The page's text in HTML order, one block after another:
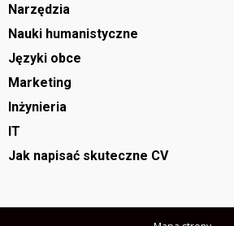
Narzędzia
Nauki humanistyczne
Języki obce
Marketing
Inżynieria
IT
Jak napisać skuteczne CV